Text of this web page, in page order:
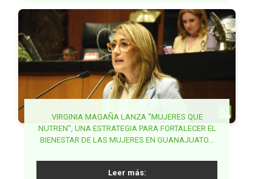
VIRGINIA MAGAÑA LANZA "MUJERES QUE
NUTREN", UNA ESTRATEGIA PARA FORTALECER EL
BIENESTAR DE LAS MUJERES EN GUANAJUATO...
Leer más:
GARANTIZAR ESTABLECIMIENTOS DE VENTA DE
ALCOHOL LEJOS DE ESCUELAS EN MORELOS,
BUSCA MAKI ORTIZ GARANTIZAR DERECHO A LA
SALUD DE LA MUJER EN LA ETAPA POST
REPRODUCTIVA...
Leer más: